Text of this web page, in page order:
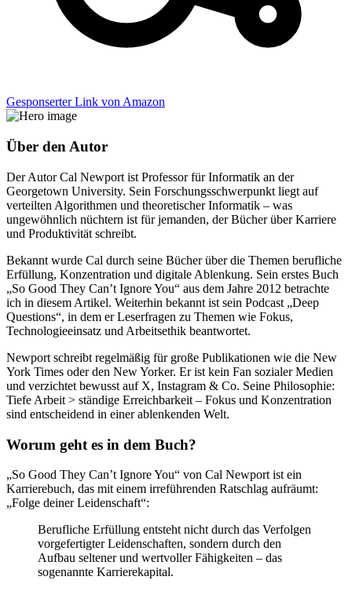
Gesponserter Link von Amazon
Über den Autor
Der Autor Cal Newport ist Professor für Informatik an der
Georgetown University. Sein Forschungsschwerpunkt liegt auf
verteilten Algorithmen und theoretischer Informatik – was
ungewöhnlich nüchtern ist für jemanden, der Bücher über Karriere
und Produktivität schreibt.
Bekannt wurde Cal durch seine Bücher über die Themen berufliche
Erfüllung, Konzentration und digitale Ablenkung. Sein erstes Buch
„So Good They Can’t Ignore You“ aus dem Jahre 2012 betrachte
ich in diesem Artikel. Weiterhin bekannt ist sein Podcast „Deep
Questions“, in dem er Leserfragen zu Themen wie Fokus,
Technologieeinsatz und Arbeitsethik beantwortet.
Newport schreibt regelmäßig für große Publikationen wie die New
York Times oder den New Yorker. Er ist kein Fan sozialer Medien
und verzichtet bewusst auf X, Instagram & Co. Seine Philosophie:
Tiefe Arbeit > ständige Erreichbarkeit – Fokus und Konzentration
sind entscheidend in einer ablenkenden Welt.
Worum geht es in dem Buch?
„So Good They Can’t Ignore You“ von Cal Newport ist ein
Karrierebuch, das mit einem irreführenden Ratschlag aufräumt:
„Folge deiner Leidenschaft“:
Berufliche Erfüllung entsteht nicht durch das Verfolgen
vorgefertigter Leidenschaften, sondern durch den
Aufbau seltener und wertvoller Fähigkeiten – das
sogenannte Karrierekapital.